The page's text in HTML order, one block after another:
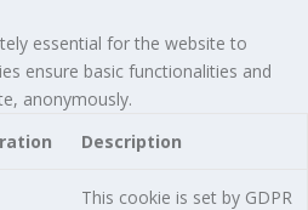
essential for the website to
ensure basic functionalities and
anonymously.
Description
This cookie is set by GDPR